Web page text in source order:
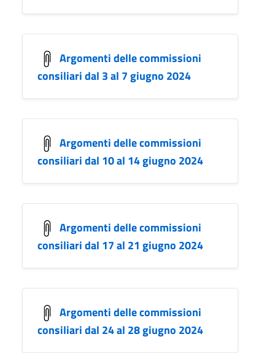
Argomenti delle commissioni
consiliari dal 3 al 7 giugno 2024
Argomenti delle commissioni
consiliari dal 10 al 14 giugno 2024
Argomenti delle commissioni
consiliari dal 17 al 21 giugno 2024
Argomenti delle commissioni
consiliari dal 24 al 28 giugno 2024